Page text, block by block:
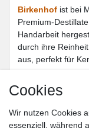
Birkenhof ist bei
Premium-
Handarbeit
durch ihre
aus, perfekt für
nach einem
Cookies
Wir nutzen Cookies
essenziell, während